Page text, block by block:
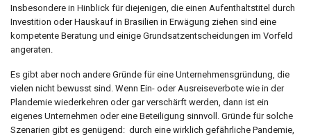
Insbesondere in Hinblick für diejenigen, die einen Aufenthaltstitel durch
Investition oder Hauskauf in Brasilien in Erwägung ziehen sind eine
kompetente Beratung und einige Grundsatzentscheidungen im Vorfeld
angeraten.
Es gibt aber noch andere Gründe für eine Unternehmensgründung, die
vielen nicht bewusst sind. Wenn Ein- oder Ausreiseverbote wie in der
Plandemie wiederkehren oder gar verschärft werden, dann ist ein
eigenes Unternehmen oder eine Beteiligung sinnvoll. Gründe für solche
Szenarien gibt es genügend: durch eine wirklich gefährliche Pandemie,